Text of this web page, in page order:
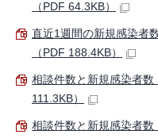
（PDF 64.3KB）
直近1週間の新規感染者
（PDF 188.4KB）
相談件数と新規感染者
111.3KB）
相談件数と新規感染者